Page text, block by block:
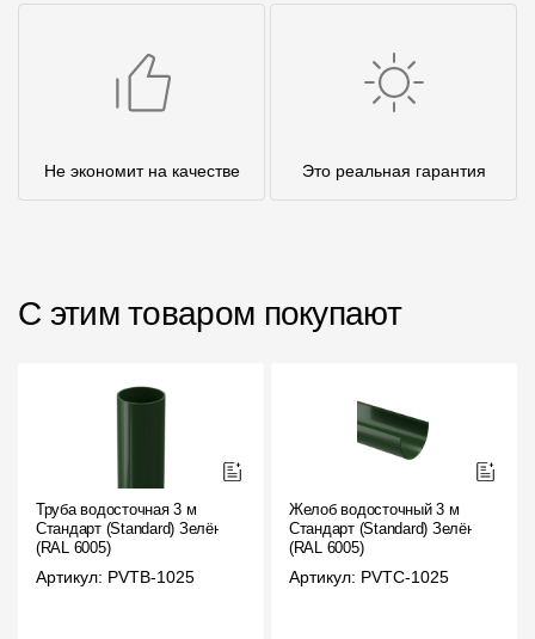
Не экономит на качестве Это реальная гарантия
С этим товаром покупают
Труба водосточная 3 м
Стандарт (Standard) Зелёный,
(RAL 6005)
Артикул: PVTB-1025
Желоб водосточный 3 м
Стандарт (Standard) Зелёный,
(RAL 6005)
Артикул: PVTC-1025